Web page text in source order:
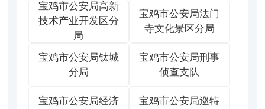
宝鸡市公安局高新
技术产业开发区分
局
宝鸡市公安局法门
寺文化景区分局
宝鸡市公安局钛城
分局
宝鸡市公安局刑事
侦查支队
宝鸡市公安局经济
宝鸡市公安局巡特